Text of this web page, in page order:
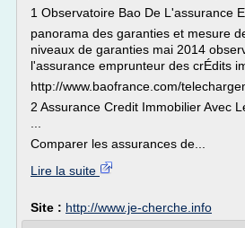
1 Observatoire Bao De L'assurance
panorama des garanties et mesure
niveaux de garanties mai 2014
l'assurance emprunteur des crÉdits
http://www.baofrance.com/
2 Assurance Credit Immobilier Avec
Comparer les assurances de...
Lire la suite
Site : http://www.je-cherche.info